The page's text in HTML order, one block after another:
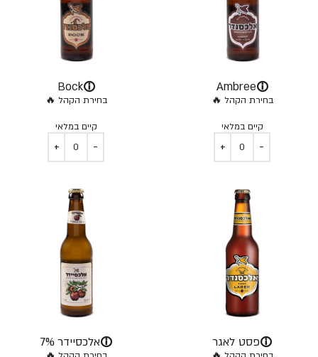
Ambreeⓘ
בחירת הקהל 🔥
קיים במלאי
Bockⓘ
בחירת הקהל 🔥
קיים במלאי
פסט לאגרⓘ אלכסיידר 7%ⓘ